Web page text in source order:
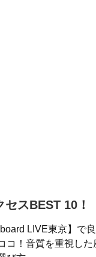
スBEST 10！
LIVE東京】で
コ！音質を重視した